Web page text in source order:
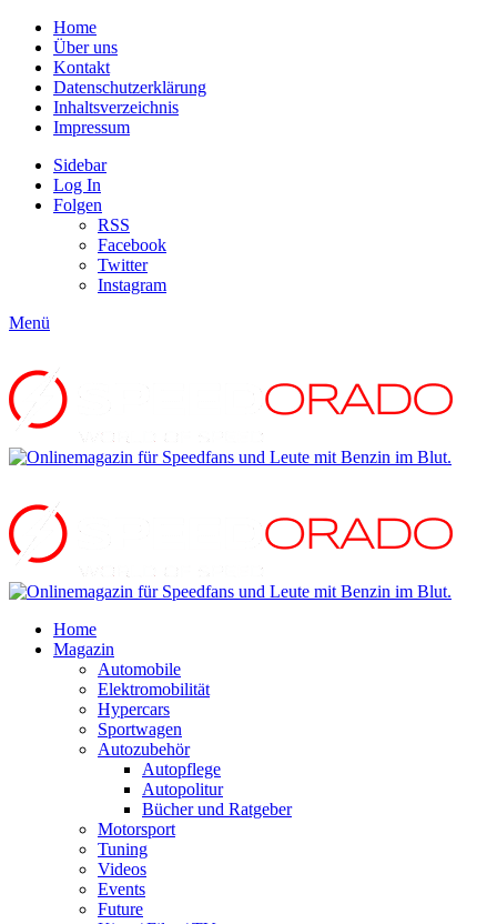
Home
Über uns
Kontakt
Datenschutzerklärung
Inhaltsverzeichnis
Impressum
Sidebar
Log In
Folgen
RSS
Facebook
Twitter
Instagram
Menü
Home
Magazin
Automobile
Elektromobilität
Hypercars
Sportwagen
Autozubehör
Autopflege
Autopolitur
Bücher und Ratgeber
Motorsport
Tuning
Videos
Events
Future